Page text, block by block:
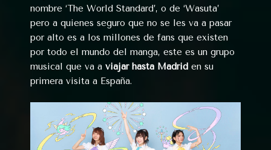
nombre ‘The World Standard’, o de ‘Wasuta’
pero a quienes seguro que no se les va a pasar
por alto es a los millones de fans que existen
por todo el mundo del manga, este es un grupo
musical que va a viajar hasta Madrid en su
primera visita a España.